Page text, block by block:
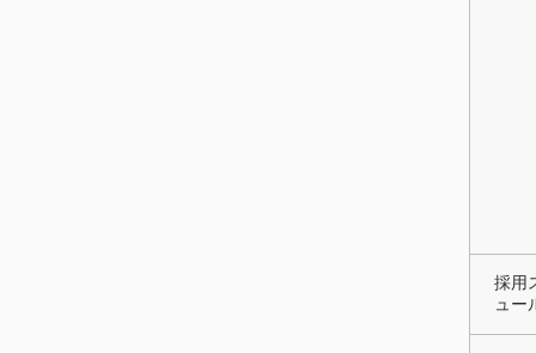
採用
ュー